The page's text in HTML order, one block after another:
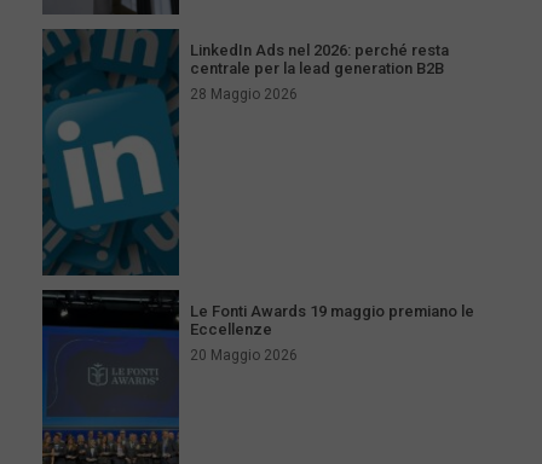
LinkedIn Ads nel 2026: perché resta
centrale per la lead generation B2B
28 Maggio 2026
Le Fonti Awards 19 maggio premiano le
Eccellenze
20 Maggio 2026